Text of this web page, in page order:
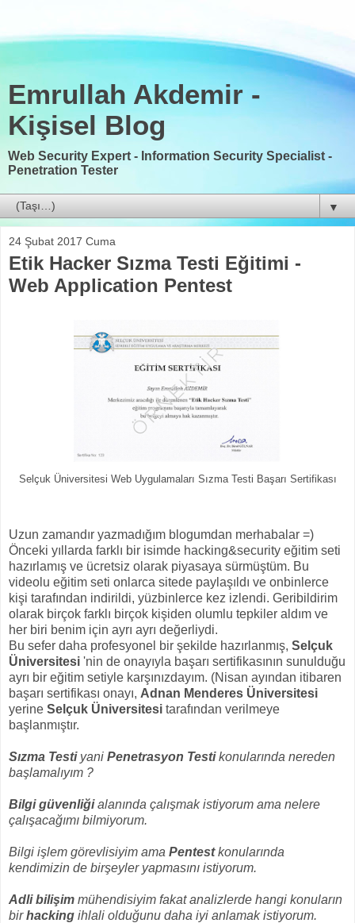
Emrullah Akdemir -
Kişisel Blog
Web Security Expert - Information Security Specialist -
Penetration Tester
▼
24 Şubat 2017 Cuma
Etik Hacker Sızma Testi Eğitimi -
Web Application Pentest
Selçuk Üniversitesi Web Uygulamaları Sızma Testi Başarı Sertifikası
Uzun zamandır yazmadığım blogumdan merhabalar =)
Önceki yıllarda farklı bir isimde hacking&security eğitim seti
hazırlamış ve ücretsiz olarak piyasaya sürmüştüm. Bu
videolu eğitim seti onlarca sitede paylaşıldı ve onbinlerce
kişi tarafından indirildi, yüzbinlerce kez izlendi. Geribildirim
olarak birçok farklı birçok kişiden olumlu tepkiler aldım ve
her biri benim için ayrı ayrı değerliydi.
Bu sefer daha profesyonel bir şekilde hazırlanmış, Selçuk
Üniversitesi 'nin de onayıyla başarı sertifikasının sunulduğu
ayrı bir eğitim setiyle karşınızdayım. (Nisan ayından itibaren
başarı sertifikası onayı, Adnan Menderes Üniversitesi
yerine Selçuk Üniversitesi tarafından verilmeye
başlanmıştır.
Sızma Testiyani Penetrasyon Testikonularında nereden
başlamalıyım ?
Bilgi güvenliğialanında çalışmak istiyorum ama nelere
çalışacağımı bilmiyorum.
Bilgi işlem görevlisiyim ama Pentestkonularında
kendimizin de birşeyler yapmasını istiyorum.
Adli bilişim mühendisiyim fakat analizlerde hangi konuların
birhacking ihlali olduğunu daha iyi anlamak istiyorum.